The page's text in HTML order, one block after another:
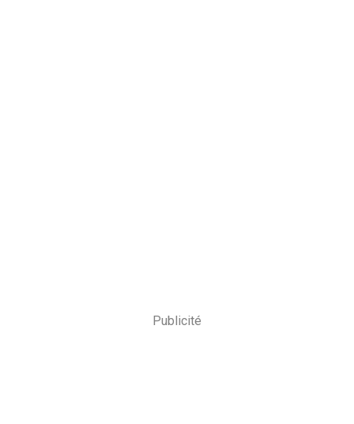
Publicité